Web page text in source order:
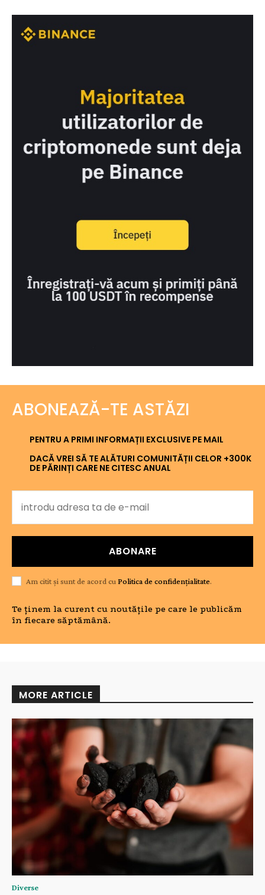
ABONEAZĂ-TE ASTĂZI
PENTRU A PRIMI INFORMAȚII EXCLUSIVE PE MAIL
DACĂ VREI SĂ TE ALĂTURI COMUNITĂȚII CELOR +300K
DE PĂRINȚI CARE NE CITESC ANUAL
ABONARE
Am citit și sunt de acord cu Politica de confidențialitate.
Te ținem la curent cu noutățile pe care le publicăm
în fiecare săptămână.
MORE ARTICLE
Diverse